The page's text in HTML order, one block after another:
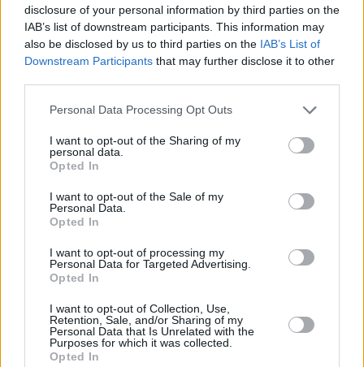
disclosure of your personal information by third parties on the
IAB’s list of downstream participants. This information may
also be disclosed by us to third parties on the IAB’s List of
Downstream Participants that may further disclose it to other
Personal Data Processing Opt Outs
I want to opt-out of the Sharing of my
personal data.
Opted In
I want to opt-out of the Sale of my
Personal Data.
Opted In
I want to opt-out of processing my
Personal Data for Targeted Advertising.
Opted In
I want to opt-out of Collection, Use,
Retention, Sale, and/or Sharing of my
Personal Data that Is Unrelated with the
Purposes for which it was collected.
Opted In
Ο Δήμαρχος Κορυδαλλού Νικόλαος Χουρσαλάς
ευχήθηκε κάθε επιτυχία στο νέο κατάστημα και
σημείωσε «Είναι ιδιαίτερα θετικό να βλέπουμε
επενδύσεις που ενισχύουν την τοπική αγορά και
προσφέρουν ποιοτικές υπηρεσίες στους δημότες